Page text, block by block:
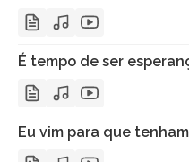
É tempo de ser
Eu vim para que